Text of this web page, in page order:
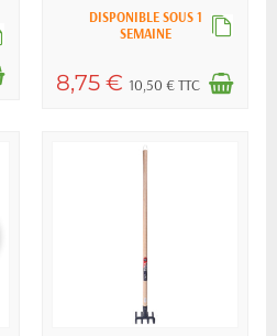
DISPONIBLE SOUS 1
SEMAINE
8,75 € 10,50 € TTC